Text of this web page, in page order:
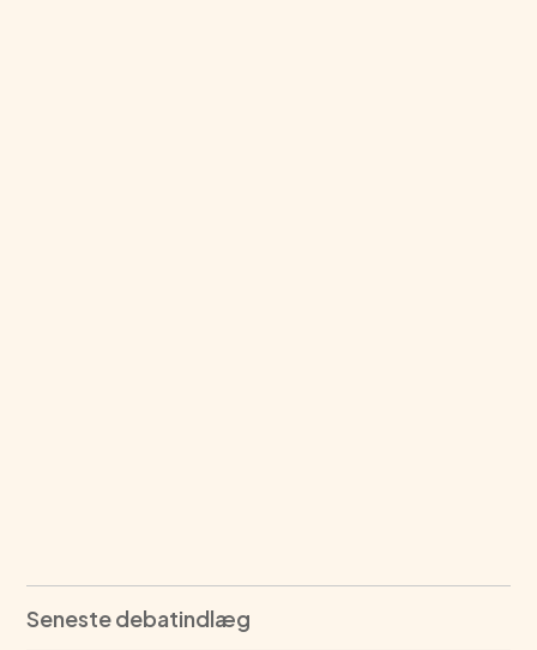
Seneste debatindlæg